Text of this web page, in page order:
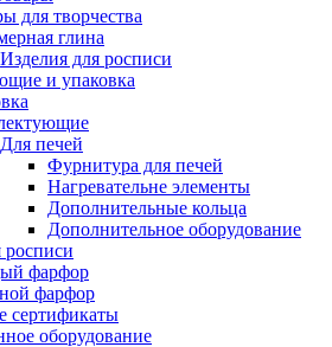
для творчества
глина
Изделия для росписи
и упаковка
Для печей
Фурнитура для печей
Нагревательне элементы
Дополнительные кольца
Дополнительное оборудование
фарфор
фарфор
сертификаты
оборудование